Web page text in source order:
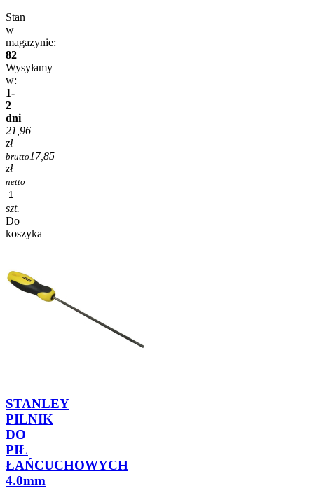
Stan
w
magazynie:
82
Wysyłamy
w:
1-
2
dni
21,96
zł
brutto 17,85
zł
netto
szt.
Do
koszyka
STANLEY
PILNIK
DO
PIŁ
ŁAŃCUCHOWYCH
4.0mm